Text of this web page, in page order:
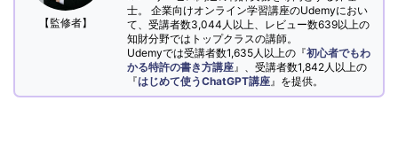
【監修者】
士。 企業向けオンライン学習講座のUdemyにおい
て、受講者数3,044人以上、レビュー数639以上の
知財分野ではトップクラスの講師。
Udemyでは受講者数1,635人以上の『初心者でもわ
かる特許の書き方講座 』、受講者数1,842人以上の
『はじめて使うChatGPT講座 』を提供。